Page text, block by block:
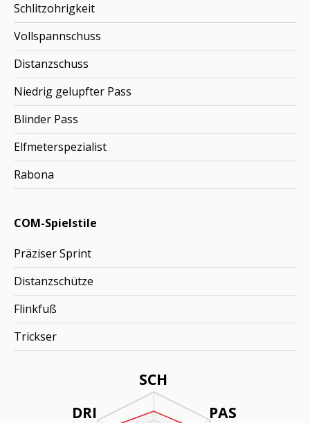
SCH
PAS
DRI
Schlitzohrigkeit
Vollspannschuss
Distanzschuss
Niedrig gelupfter Pass
Blinder Pass
Elfmeterspezialist
Rabona
COM-Spielstile
Präziser Sprint
Distanzschütze
Flinkfuß
Trickser